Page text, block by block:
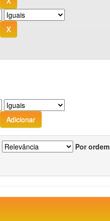
Por ordem